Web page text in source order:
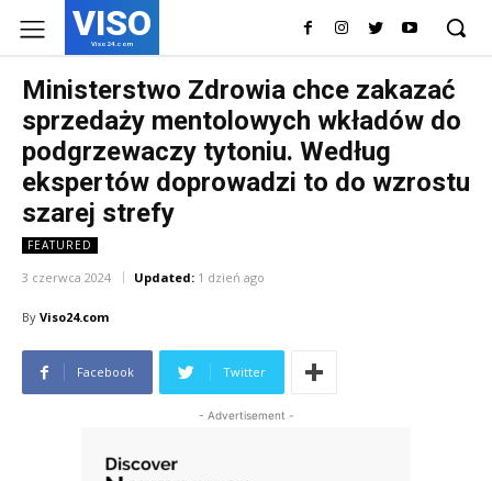
VISO
Viso24.com
Ministerstwo Zdrowia chce zakazać
sprzedaży mentolowych wkładów do
podgrzewaczy tytoniu. Według
ekspertów doprowadzi to do wzrostu
szarej strefy
FEATURED
3 czerwca 2024 Updated: 1 dzień ago
By Viso24.com
Facebook Twitter
- Advertisement -